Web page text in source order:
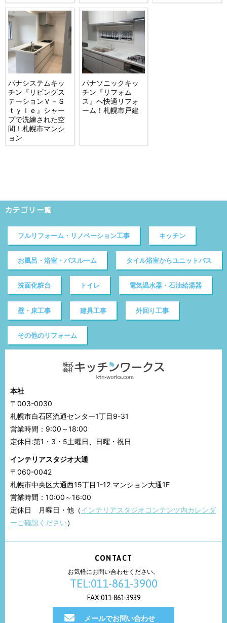
パナシステムキッ
チン『リビングス
テーションＶ－Ｓ
ｔｙｌｅ』シャー
プで洗練された空
間！札幌市マンシ
ョン
パナソニックキッ
チン『リフォム
ス』へ快適リフォ
ーム！札幌市戸建
カテゴリ一覧
フルリフォーム・リノベーション工事 キッチン
お風呂・浴室・バスルーム タイル浴室からユニットバス
洗面化粧台 トイレ 電気温水器・石油給湯器
壁・床工事 建具工事 外回り工事
その他のリフォーム
本社
〒003-0030
札幌市白石区流通センター1丁目9-31
営業時間：9:00～18:00
定休日:第1・3・5土曜日、日曜・祝日
インテリアスタジオ大通
〒060-0042
札幌市中央区大通西15丁目1-12 マンション大通1F
営業時間：10:00～16:00
定休日 月曜日・他（インテリアスタジオコンテンツ内カレンダ
ーご確認ください）
CONTACT
お気軽にお問い合わせください。
TEL:011-861-3900
FAX:011-861-3939
メールでお問い合わせ